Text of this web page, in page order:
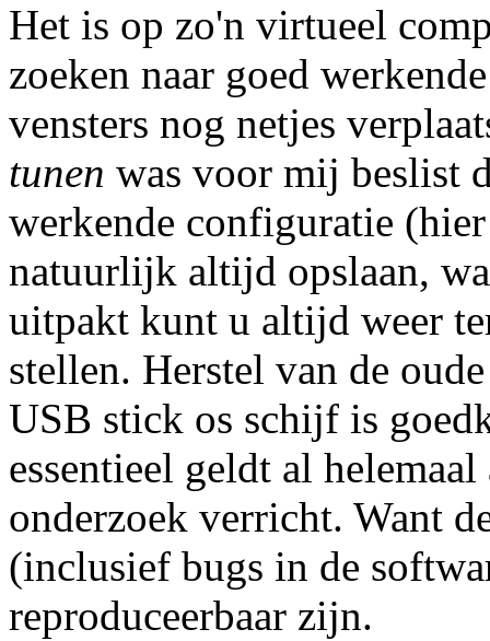
Het is op zo'n virtueel
zoeken naar goed
vensters nog netjes
tunen was voor mij beslist
werkende configuratie
natuurlijk altijd opslaan,
uitpakt kunt u altijd weer
stellen. Herstel van de
USB stick os schijf is
essentieel geldt al
onderzoek verricht. Want
(inclusief bugs in de
reproduceerbaar zijn.